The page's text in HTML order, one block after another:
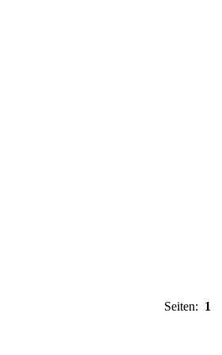
Seiten: 1